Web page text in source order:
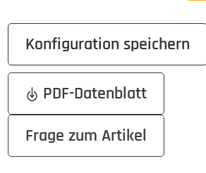
Konfiguration speichern
PDF-Datenblatt
Frage zum Artikel